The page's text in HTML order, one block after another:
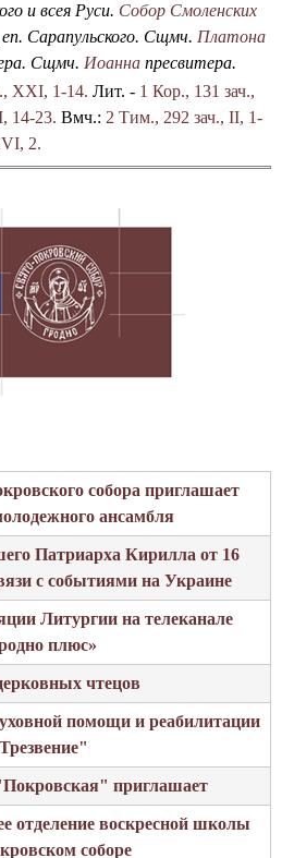
и всея Руси. Собор Смоленских
, еп. Сарапульского. Сщмч. Платона
Сщмч. Иоанна пресвитера.
XXI, 1-14. Лит. - 1 Кор., 131 зач.,
14-23. Вмч.: 2 Тим., 292 зач., II, 1-
2.
собора приглашает
ансамбля
Патриарха Кирилла от 16
с событиями на Украине
Литургии на телеканале
плюс»
чтецов
помощи и реабилитации
приглашает
отделение воскресной школы
соборе